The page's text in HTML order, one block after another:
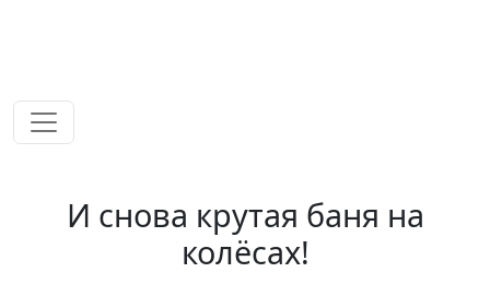
И снова крутая баня на
колёсах!